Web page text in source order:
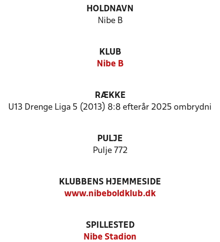
HOLDNAVN
Nibe B
KLUB
Nibe B
RÆKKE
U13 Drenge Liga 5 (2013) 8:8 efterår 2025 ombrydni
PULJE
Pulje 772
KLUBBENS HJEMMESIDE
www.nibeboldklub.dk
SPILLESTED
Nibe Stadion